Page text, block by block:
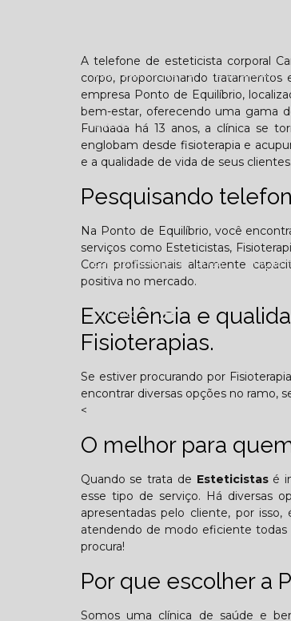
Você sabe o que é TOD
Galeria
Edição Fevereiro - 2026
Contato
A telefone de esteticista corporal
corpo, proporcionando
empresa Ponto de Equilíbrio,
bem-estar, oferecendo uma gama
Fundada há 13 anos, a clínica se
englobam desde fisioterapia e
e a qualidade de vida de seus clientes.
Pesquisando
Na Ponto de Equilíbrio, você
serviços como Esteticistas,
Com profissionais altamente
positiva no mercado.
Excelência e
Fisioterapias.
Se estiver procurando por
encontrar diversas opções no ramo,
<
O melhor para
Quando se trata de Esteticistasé
esse tipo de serviço. Há diversas
apresentadas pelo cliente, por
atendendo de modo eficiente todas
procura!
Por que escolher a
Somos uma clínica de saúde e